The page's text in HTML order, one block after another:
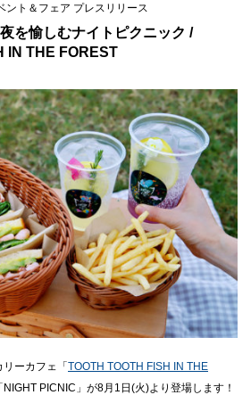
DOMAIN
NEWS
CLOSE
ント＆フェア プレスリリース
を愉しむナイトピクニック /
IN THE FOREST
ーカフェ「TOOTH TOOTH FISH IN THE
NIGHT PICNIC」が8月1日(火)より登場します！